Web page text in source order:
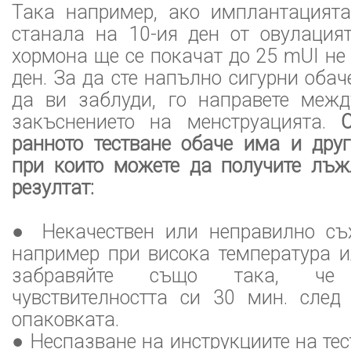
Така например, ако
станала на 10-ия ден от
хормона ще се покачат до 25 mUI
ден. За да сте напълно сигурни
да ви заблуди, го направете
закъснението на менструацията.
ранното тестване обаче има и
при които можете да получите
резултат:
● Некачествен или неправилно
например при висока температура
забравяйте също така, че
чувствителността си 30 мин.
опаковката.
● Неспазване на инструкциите на